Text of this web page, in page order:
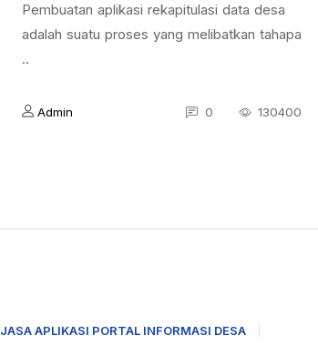
Pembuatan aplikasi rekapitulasi data desa
adalah suatu proses yang melibatkan tahapa
..
Admin 0 130400
JASA APLIKASI PORTAL INFORMASI DESA